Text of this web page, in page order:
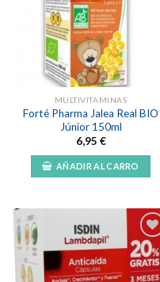
MULTIVITAMINAS
Forté Pharma Jalea Real BIO
Júnior 150ml
6,95 €
AÑADIR AL CARRO
Añadir